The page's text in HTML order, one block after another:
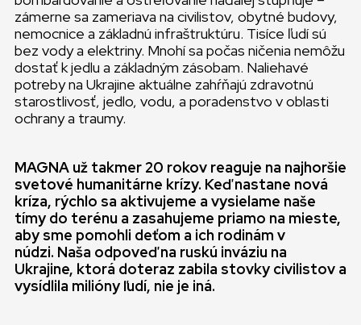
zámerne sa zameriava na civilistov, obytné budovy,
nemocnice a základnú infraštruktúru. Tisíce ľudí sú
bez vody a elektriny. Mnohí sa počas ničenia nemôžu
dostať k jedlu a základným zásobam. Naliehavé
potreby na Ukrajine aktuálne zahŕňajú zdravotnú
starostlivosť, jedlo, vodu, a poradenstvo v oblasti
ochrany a traumy.
MAGNA už takmer 20 rokov reaguje na najhoršie
svetové humanitárne krízy. Keď nastane nová
kríza, rýchlo sa aktivujeme a vysielame naše
tímy do terénu a zasahujeme priamo na mieste,
aby sme pomohli deťom a ich rodinám v
núdzi. Naša odpoveď na ruskú inváziu na
Ukrajine, ktorá doteraz zabila stovky civilistov a
vysídlila milióny ľudí, nie je iná.